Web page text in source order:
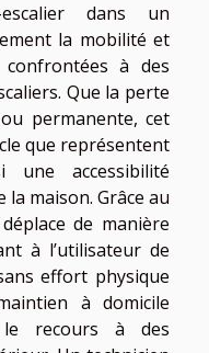
escalier dans un
la mobilité et
confrontées à des
Que la perte
permanente, cet
que représentent
une accessibilité
maison. Grâce au
de manière
à l’utilisateur de
effort physique
à domicile
recours à des